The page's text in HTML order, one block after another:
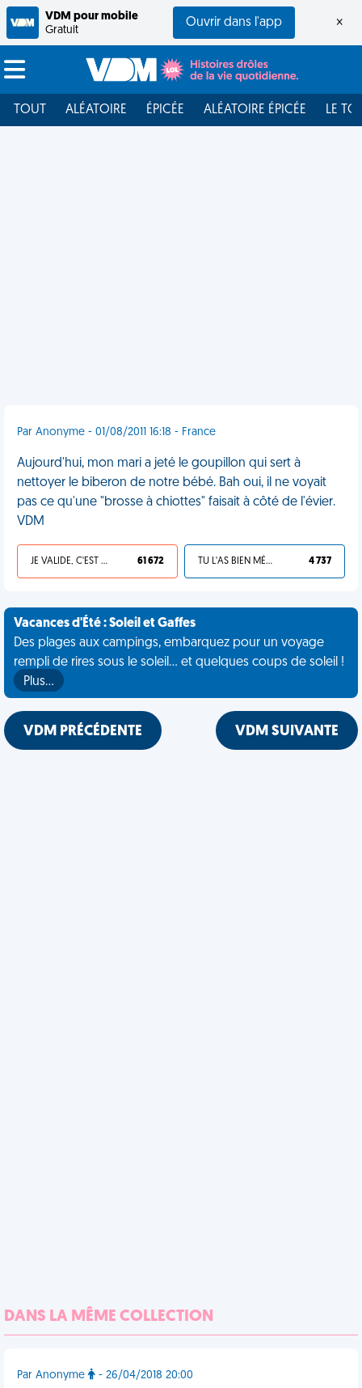
VDM pour mobile
Gratuit
Ouvrir dans l'app ×
TOUT ALÉATOIRE ÉPICÉE ALÉATOIRE ÉPICÉE LE
Par Anonyme - 01/08/2011 16:18 - France
Aujourd'hui, mon mari a jeté le goupillon qui sert à
nettoyer le biberon de notre bébé. Bah oui, il ne voyait
pas ce qu'une "brosse à chiottes" faisait à côté de l'évier.
VDM
JE VALIDE, C'EST UNE VDM 61 672 TU L'AS BIEN MÉRITÉ 4 737
Vacances d'Été : Soleil et Gaffes
Des plages aux campings, embarquez pour un voyage
rempli de rires sous le soleil... et quelques coups de soleil !
Plus…
VDM PRÉCÉDENTE VDM SUIVANTE
DANS LA MÊME COLLECTION
Par Anonyme - 26/04/2018 20:00